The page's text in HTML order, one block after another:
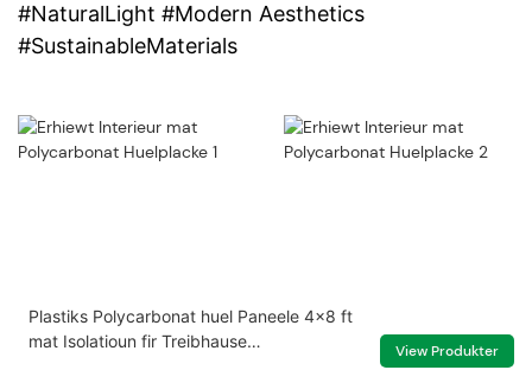
#NaturalLight #Modern Aesthetics
#SustainableMaterials
Plastiks Polycarbonat huel Paneele 4x8 ft
mat Isolatioun fir Treibhause
View Produkter